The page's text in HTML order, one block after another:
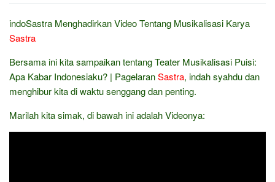
indoSastra Menghadirkan Video Tentang Musikalisasi Karya
Sastra
Bersama ini kita sampaikan tentang Teater Musikalisasi Puisi:
Apa Kabar Indonesiaku? | PagelaranSastra, indah syahdu dan
menghibur kita di waktu senggang dan penting.
Marilah kita simak, di bawah ini adalah Videonya: